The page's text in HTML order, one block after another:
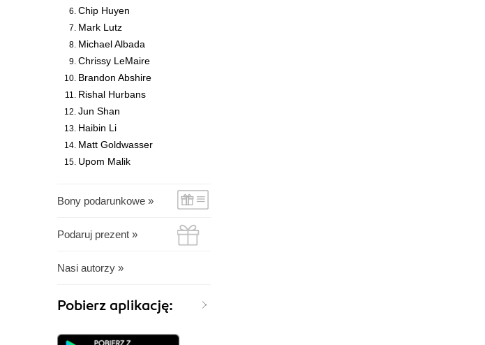
Chip Huyen
Mark Lutz
Michael Albada
Chrissy LeMaire
Brandon Abshire
Rishal Hurbans
Jun Shan
Haibin Li
Matt Goldwasser
Upom Malik
Bony podarunkowe »
Podaruj prezent »
Nasi autorzy »
Pobierz aplikację: